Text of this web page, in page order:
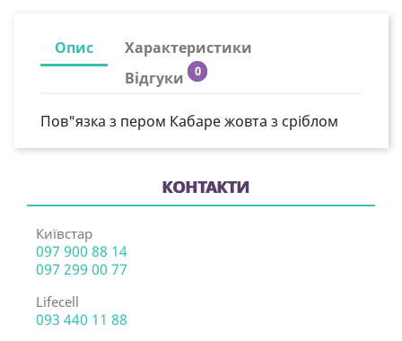
Опис
Характеристики
Відгуки
0
Пов"язка з пером Кабаре жовта з сріблом
КОНТАКТИ
Київстар
097 900 88 14
097 299 00 77
Lifecell
093 440 11 88